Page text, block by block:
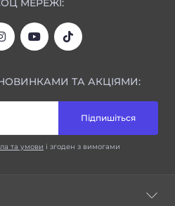
ТА АКЦІЯМИ:
Підпишіться
та умови і згоден з вимогами